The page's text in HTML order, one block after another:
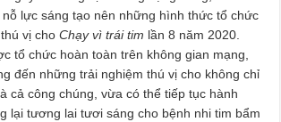
lực sáng tạo nên những hình thức tổ chức
vị choChạy vì trái tim lần 8 năm 2020.
tổ chức hoàn toàn trên không gian mạng,
đến những trải nghiệm thú vị cho không chỉ
cả công chúng, vừa có thể tiếp tục hành
lại tương lai tươi sáng cho bệnh nhi tim bẩm